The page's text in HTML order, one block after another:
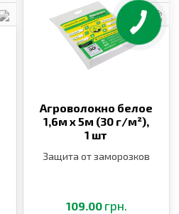
Агроволокно белое
1,6м х 5м (30 г/м²),
1 шт
Защита от заморозков
109.00 грн.